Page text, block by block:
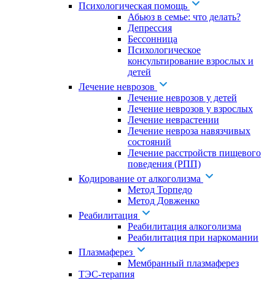
Психологическая помощь
Абьюз в семье: что делать?
Депрессия
Бессонница
Психологическое
консультирование взрослых и
детей
Лечение неврозов
Лечение неврозов у детей
Лечение неврозов у взрослых
Лечение неврастении
Лечение невроза навязчивых
состояний
Лечение расстройств пищевого
поведения (РПП)
Кодирование от алкоголизма
Метод Торпедо
Метод Довженко
Реабилитация
Реабилитация алкоголизма
Реабилитация при наркомании
Плазмаферез
Мембранный плазмаферез
ТЭС-терапия